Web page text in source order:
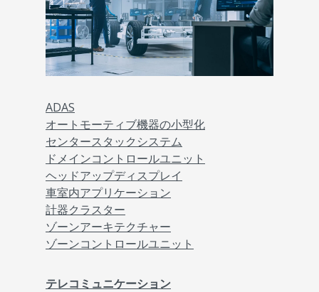
ADAS
オートモーティブ機器の小型化
センタースタックシステム
ドメインコントロールユニット
ヘッドアップディスプレイ
車室内アプリケーション
計器クラスター
ゾーンアーキテクチャー
ゾーンコントロールユニット
テレコミュニケーション